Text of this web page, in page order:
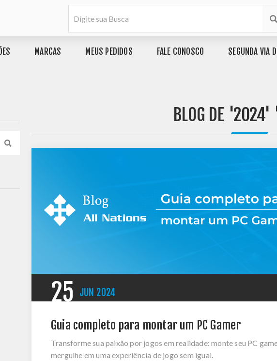
MARCAS MEUS PEDIDOS FALE CONOSCO SEGUNDA VIA
BLOG DE '2024'
25 JUN 2024
Guia completo para montar um PC Gamer
Transforme sua paixão por jogos em realidade: monte seu PC
mergulhe em uma experiência de jogo sem igual.